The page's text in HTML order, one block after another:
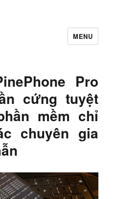
MENU
Pro
cứng tuyệt
mềm chỉ
chuyên gia